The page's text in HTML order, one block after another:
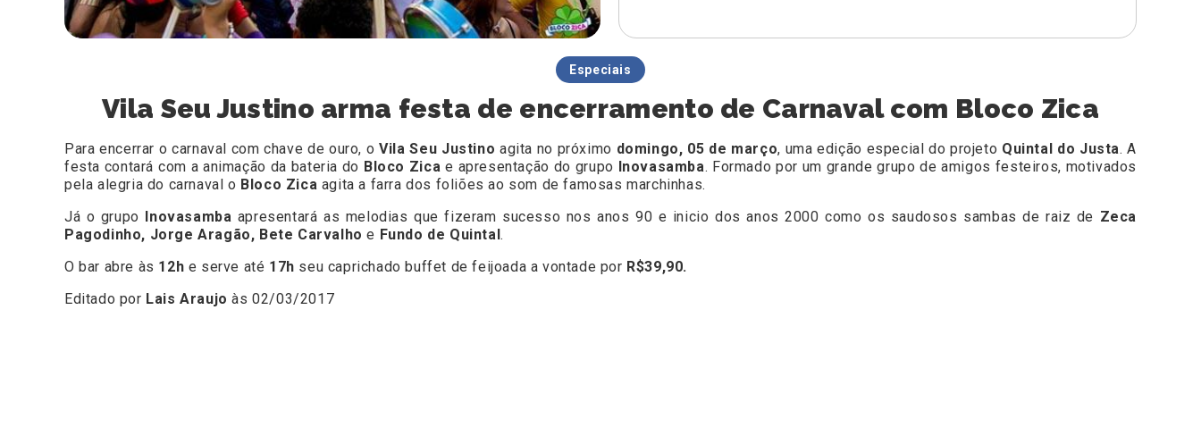
Especiais
Vila Seu Justino arma festa de encerramento de Carnaval com Bloco Zica
Para encerrar o carnaval com chave de ouro, oVila Seu Justino agita no próximo domingo, 05 de março, uma edição especial do projeto Quintal do Justa. A
festa contará com a animação da bateria do Bloco Zica e apresentação do grupo Inovasamba. Formado por um grande grupo de amigos festeiros, motivados
pela alegria do carnaval o Bloco Zica agita a farra dos foliões ao som de famosas marchinhas.
Já o grupo
Inovasamba apresentará as melodias que fizeram sucesso nos anos 90 e inicio dos anos 2000 como os saudosos sambas de raiz de Zeca
Pagodinho, Jorge Aragão, Bete Carvalho e Fundo de Quintal.
O bar abre às 12h e serve até 17h seu caprichado buffet de feijoada a vontade por R$39,90.
Editado por Lais Araujo às 02/03/2017